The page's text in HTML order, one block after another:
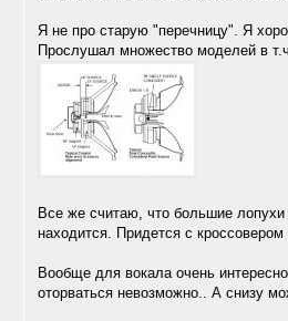
Я не про старую "перечницу". Я
Прослушал множество моделей в
Все же считаю, что большие
находится. Придется с
Вообще для вокала очень
оторваться невозможно.. А снизу